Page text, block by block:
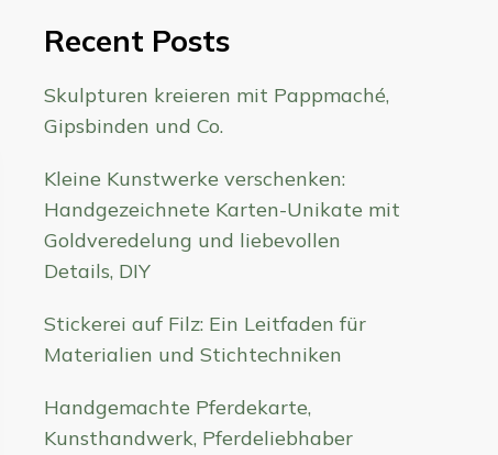
Recent Posts
Skulpturen kreieren mit Pappmaché,
Gipsbinden und Co.
Kleine Kunstwerke verschenken:
Handgezeichnete Karten-Unikate mit
Goldveredelung und liebevollen
Details, DIY
Stickerei auf Filz: Ein Leitfaden für
Materialien und Stichtechniken
Handgemachte Pferdekarte,
Kunsthandwerk, Pferdeliebhaber